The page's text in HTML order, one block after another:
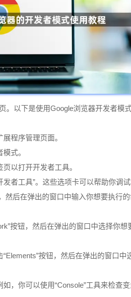
以下是使用Google浏览器开发者模式
程序管理页面。
式。
以打开开发者工具。
者工具”。这些选项卡可以帮助你调试
然后在弹出的窗口中输入你想要执行
按钮，然后在弹出的窗口中选择你
按钮，然后在弹出的窗口
你可以使用“Console”工具来检查